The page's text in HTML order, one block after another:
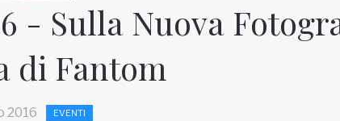
- Sulla Nuova
di Fantom
2016 EVENTI